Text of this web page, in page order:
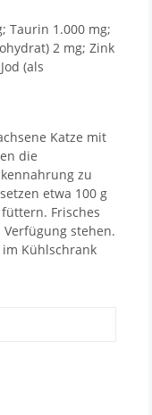
Taurin 1.000 mg;
2 mg; Zink
(als
Katze mit
die
zu
etwa 100 g
Frisches
stehen.
Kühlschrank